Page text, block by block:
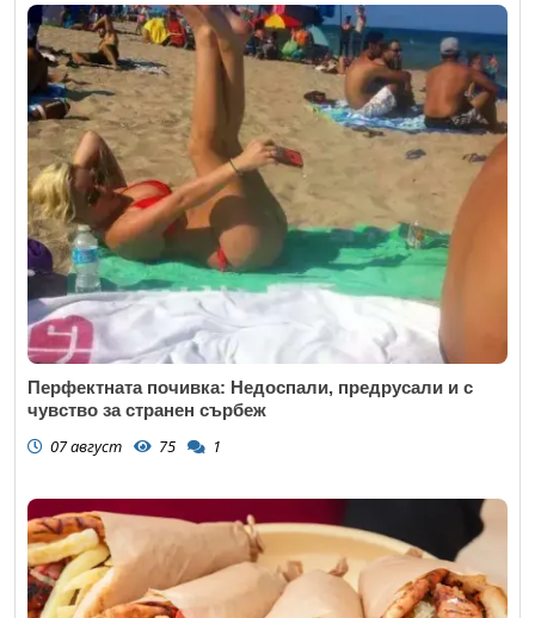
Перфектната почивка: Недоспали, предрусали и с
чувство за странен сърбеж
07 август 75 1